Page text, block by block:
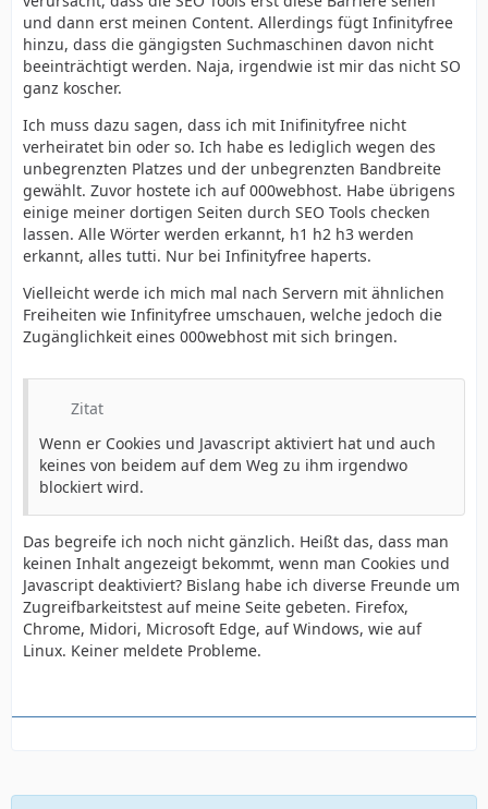
und dann erst meinen Content. Allerdings fügt Infinityfree
hinzu, dass die gängigsten Suchmaschinen davon nicht
beeinträchtigt werden. Naja, irgendwie ist mir das nicht SO
ganz koscher.
Ich muss dazu sagen, dass ich mit Inifinityfree nicht
verheiratet bin oder so. Ich habe es lediglich wegen des
unbegrenzten Platzes und der unbegrenzten Bandbreite
gewählt. Zuvor hostete ich auf 000webhost. Habe übrigens
einige meiner dortigen Seiten durch SEO Tools checken
lassen. Alle Wörter werden erkannt, h1 h2 h3 werden
erkannt, alles tutti. Nur bei Infinityfree haperts.
Vielleicht werde ich mich mal nach Servern mit ähnlichen
Freiheiten wie Infinityfree umschauen, welche jedoch die
Zugänglichkeit eines 000webhost mit sich bringen.
Zitat
Wenn er Cookies und Javascript aktiviert hat und auch
keines von beidem auf dem Weg zu ihm irgendwo
blockiert wird.
Das begreife ich noch nicht gänzlich. Heißt das, dass man
keinen Inhalt angezeigt bekommt, wenn man Cookies und
Javascript deaktiviert? Bislang habe ich diverse Freunde um
Zugreifbarkeitstest auf meine Seite gebeten. Firefox,
Chrome, Midori, Microsoft Edge, auf Windows, wie auf
Linux. Keiner meldete Probleme.